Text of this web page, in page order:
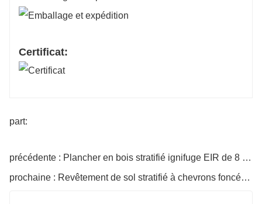
Certificat:
part:
précédente : Plancher en bois stratifié ignifuge EIR de 8 mm
prochaine : Revêtement de sol stratifié à chevrons foncés HDF